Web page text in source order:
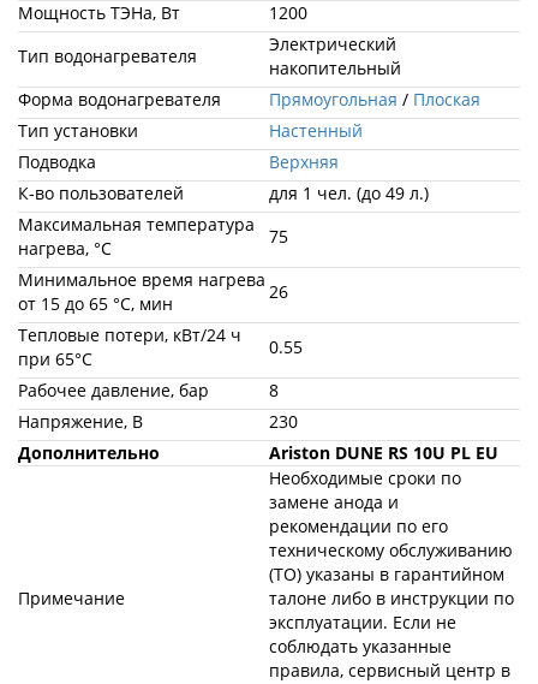
Мощность ТЭНа, Вт
1200
Тип водонагревателя
Электрический
накопительный
Форма водонагревателя
Прямоугольная / Плоская
Тип установки
Настенный
Подводка
Верхняя
К-во пользователей
для 1 чел. (до 49 л.)
Максимальная температура
нагрева, °С
75
Минимальное время нагрева
от 15 до 65 °С, мин
26
Тепловые потери, кВт/24 ч
при 65°C
0.55
Рабочее давление, бар
8
Напряжение, В
230
Дополнительно
Ariston DUNE RS 10U PL EU
Примечание
Необходимые сроки по
замене анода и
рекомендации по его
техническому обслуживанию
(ТО) указаны в гарантийном
талоне либо в инструкции по
эксплуатации. Если не
соблюдать указанные
правила, сервисный центр в